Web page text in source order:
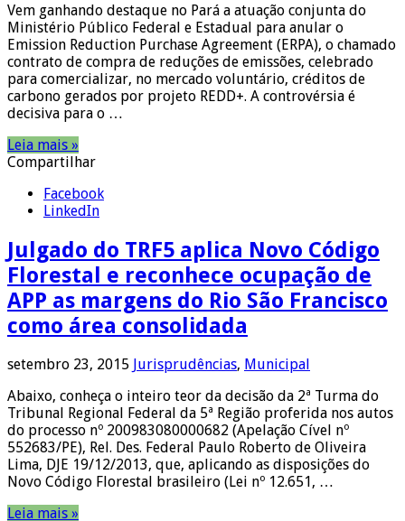
Vem ganhando destaque no Pará a atuação conjunta do
Ministério Público Federal e Estadual para anular o
Emission Reduction Purchase Agreement (ERPA), o chamado
contrato de compra de reduções de emissões, celebrado
para comercializar, no mercado voluntário, créditos de
carbono gerados por projeto REDD+. A controvérsia é
decisiva para o …
Leia mais »
Compartilhar
Facebook
LinkedIn
Julgado do TRF5 aplica Novo Código
Florestal e reconhece ocupação de
APP as margens do Rio São Francisco
como área consolidada
setembro 23, 2015 Jurisprudências, Municipal
Abaixo, conheça o inteiro teor da decisão da 2ª Turma do
Tribunal Regional Federal da 5ª Região proferida nos autos
do processo nº 200983080000682 (Apelação Cível nº
552683/PE), Rel. Des. Federal Paulo Roberto de Oliveira
Lima, DJE 19/12/2013, que, aplicando as disposições do
Novo Código Florestal brasileiro (Lei nº 12.651, …
Leia mais »